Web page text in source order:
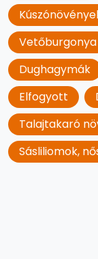
Vetőburgonya
Dughagymák
Elfogyott
Talajtakaró
Sásliliomok,